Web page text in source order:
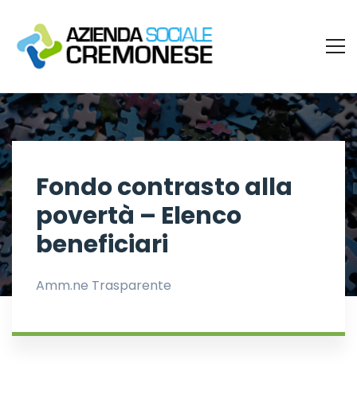
Fondo contrasto alla
povertà – Elenco
beneficiari
Amm.ne Trasparente